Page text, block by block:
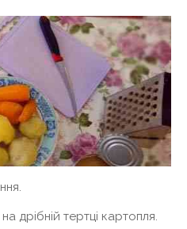
дрібній тертці картопля.